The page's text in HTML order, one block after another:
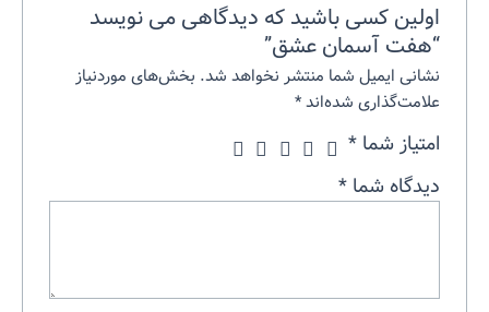
اولین کسی باشید که دیدگاهی می نویسد
“هفت آسمان عشق”
نشانی ایمیل شما منتشر نخواهد شد. بخش‌های موردنیاز
علامت‌گذاری شده‌اند*
امتیاز شما*
دیدگاه شما*